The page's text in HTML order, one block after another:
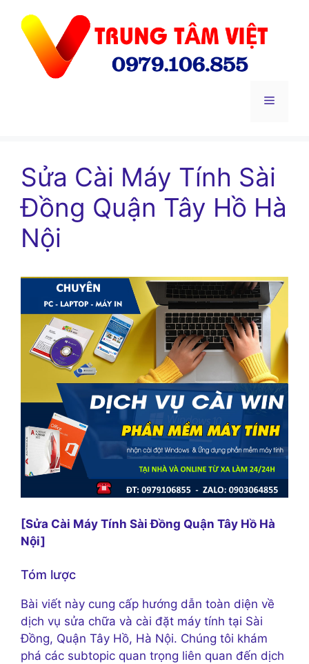
Menu
Sửa Cài Máy Tính Sài
Đồng Quận Tây Hồ Hà
Nội
[Sửa Cài Máy Tính Sài Đồng Quận Tây Hồ Hà
Nội]
Tóm lược
Bài viết này cung cấp hướng dẫn toàn diện về
dịch vụ sửa chữa và cài đặt máy tính tại Sài
Đồng, Quận Tây Hồ, Hà Nội. Chúng tôi khám
phá các subtopic quan trọng liên quan đến dịch